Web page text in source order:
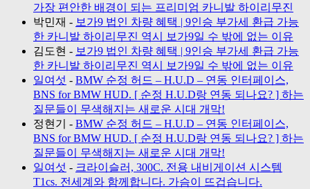
가장 편안한 배경이 되는 프리미엄 카니발 하이리무진
박민재 - 보가9 법인 차량 혜택 | 9인승 부가세 환급 가능
한 카니발 하이리무진 역시 보가9일 수 밖에 없는 이유
김도현 - 보가9 법인 차량 혜택 | 9인승 부가세 환급 가능
한 카니발 하이리무진 역시 보가9일 수 밖에 없는 이유
일여섯 - BMW 순정 허드 – H.U.D – 연동 인터페이스,
BNS for BMW HUD. [ 순정 H.U.D랑 연동 되나요? ] 하는
질문들이 무색해지는 새로운 시대 개막!
정현기
- BMW 순정 허드 – H.U.D – 연동 인터페이스,
BNS for BMW HUD. [ 순정 H.U.D랑 연동 되나요? ] 하는
질문들이 무색해지는 새로운 시대 개막!
일여섯 - 크라이슬러, 300C. 전용 내비게이션 시스템
T1cs. 전세계와 함께합니다. 가슴이 뜨겁습니다.